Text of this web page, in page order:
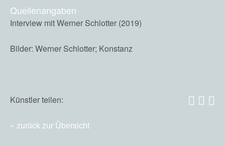
Quellenangaben
Interview mit Werner Schlotter (2019)
Bilder: Werner Schlotter; Konstanz
Künstler teilen:
zurück zur Übersicht